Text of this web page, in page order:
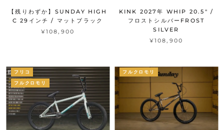
【残りわずか】SUNDAY HIGH
C 29インチ / マットブラック
¥108,900
KINK 2027年 WHIP 20.5" /
フロストシルバーFROST
SILVER
¥108,900
フリコ
フルクロモリ
フルクロモリ